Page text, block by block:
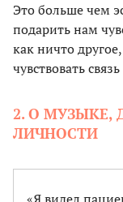
Это больше чем
подарить нам
как ничто
чувствовать
2. О МУЗЫКЕ,
ЛИЧНОСТИ